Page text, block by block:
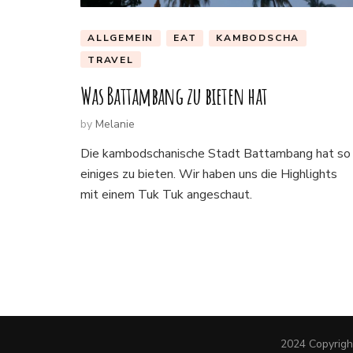
ALLGEMEIN EAT
KAMBODSCHA
TRAVEL
Was Battambang zu bieten hat
by Melanie
Die kambodschanische Stadt Battambang hat so
einiges zu bieten. Wir haben uns die Highlights
mit einem Tuk Tuk angeschaut.
2024